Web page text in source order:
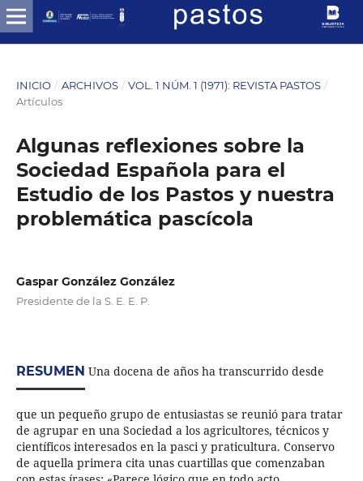
INICIO / ARCHIVOS / VOL. 1 NÚM. 1 (1971): REVISTA PASTOS /
Artículos
Algunas reflexiones sobre la
Sociedad Española para el
Estudio de los Pastos y nuestra
problemática pascícola
Gaspar González González
Presidente de la S. E. E. P.
RESUMEN Una docena de años ha transcurrido desde
que un pequeño grupo de entusiastas se reunió para tratar
de agrupar en una Sociedad a los agricultores, técnicos y
científicos interesados en la pasci y praticultura. Conservo
de aquella primera cita unas cuartillas que comenzaban